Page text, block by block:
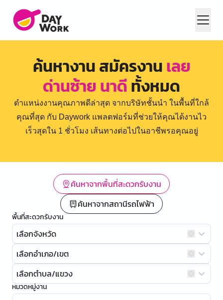
ค้นหางาน สมัครงานเลย
ด่านซ้าย นาดีทั้งหมด
ตำแหน่งงานคุณภาพดีล่าสุด จากบริษัทชั้นนำ ในพื้นที่ใกล้
คุณที่สุด กับ Daywork แพลตฟอร์มที่ช่วยให้คุณได้งานไว
เร็วสุดใน 1 ชั่วโมง เส้นทางต่อไปในอาชีพรอคุณอยู่
ค้นหาจากพื้นที่สะดวกรับงาน
ค้นหาจากสถานีรถไฟฟ้า
พื้นที่สะดวกรับงาน
เลือกจังหวัด
เลือกอำเภอ/เขต
เลือกตำบล/แขวง
หมวดหมู่งาน